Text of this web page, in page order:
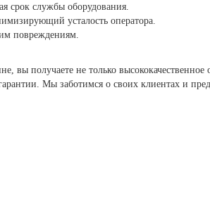
срок службы оборудования.
усталость оператора.
повреждениям.
получаете не только
Мы заботимся о своих клиентах и